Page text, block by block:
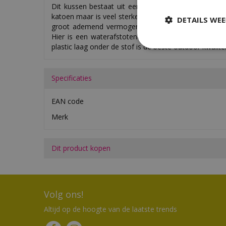
Dit kussen bestaat uit een mix van katoen en
katoen maar is veel sterker dankzij de toevoeging
groot ademend vermogen en is warmtewerend,
Hier is een waterafstotende PA coating aan
plastic laag onder de stof is de beste outdoor
Specificaties
EAN code
Merk
Dit product kopen
Volg ons!
Altijd op de hoogte van de laatste trends
DETAILS